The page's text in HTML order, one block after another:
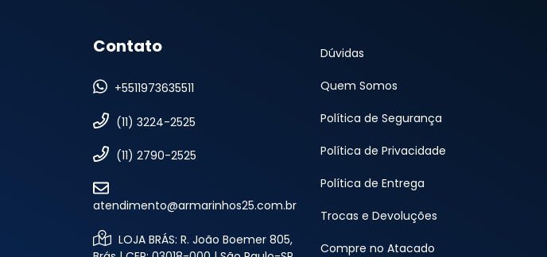
Contato
+5511973635511
(11) 3224-2525
(11) 2790-2525
atendimento@armarinhos25.com.br
LOJA BRÁS: R. João Boemer 805,
Dúvidas
Quem Somos
Política de Segurança
Política de Privacidade
Política de Entrega
Trocas e Devoluções
Compre no Atacado